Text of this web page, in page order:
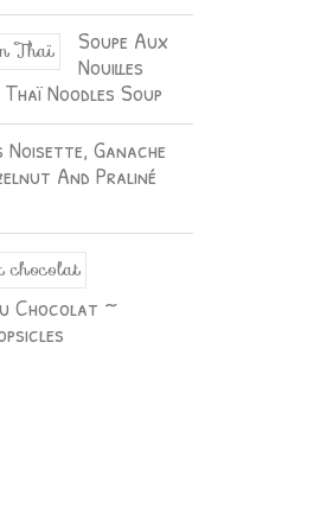
Soupe Aux
Nouilles
Noodles Soup
Ganache
And Praliné
Chocolat ~